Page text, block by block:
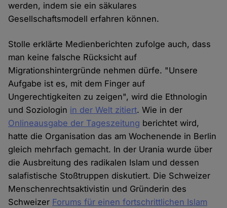
werden, indem sie ein säkulares
Gesellschaftsmodell erfahren können.
Stolle erklärte Medienberichten zufolge auch, dass
man keine falsche Rücksicht auf
Migrationshintergründe nehmen dürfe. "Unsere
Aufgabe ist es, mit dem Finger auf
Ungerechtigkeiten zu zeigen", wird die Ethnologin
und Soziologin in der Welt zitiert. Wie in der
Onlineausgabe der Tageszeitung berichtet wird,
hatte die Organisation das am Wochenende in Berlin
gleich mehrfach gemacht. In der Urania wurde über
die Ausbreitung des radikalen Islam und dessen
salafistische Stoßtruppen diskutiert. Die Schweizer
Menschenrechtsaktivistin und Gründerin des
Schweizer Forums für einen fortschrittlichen Islam